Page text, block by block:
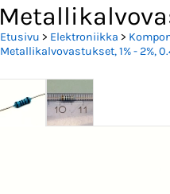
Etusivu > Elektroniikka >
Metallikalvovastukset, 1% - 2%,